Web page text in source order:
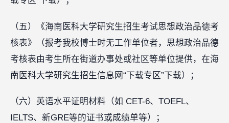
（五）《海南医科大学研究生招生考试思想政治品德考
核表》（报考我校博士时无工作单位者，思想政治品德
考核表由考生所在街道办事处或社区等单位提供，在海
南医科大学研究生招生信息网“下载专区”下载）；
（六）英语水平证明材料（如 CET-6、TOEFL、
IELTS、新GRE等的证书或成绩单等）；